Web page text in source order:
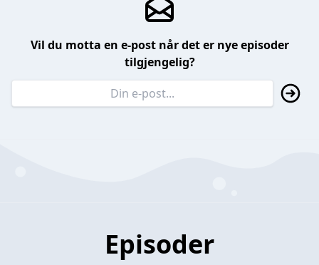
Vil du motta en e-post når det er nye episoder
tilgjengelig?
Episoder